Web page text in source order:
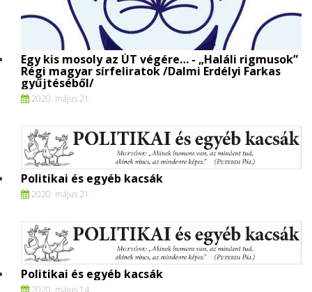
Egy kis mosoly az ÚT végére… - „Haláli rigmusok”
Régi magyar sírfeliratok /Dalmi Erdélyi Farkas
gyűjtéséből/
2020. május 21.
Politikai és egyéb kacsák
2020. május 21.
Politikai és egyéb kacsák